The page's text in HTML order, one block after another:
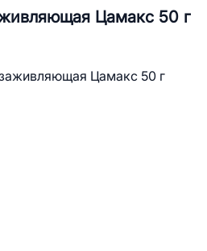
Цамакс 50 г